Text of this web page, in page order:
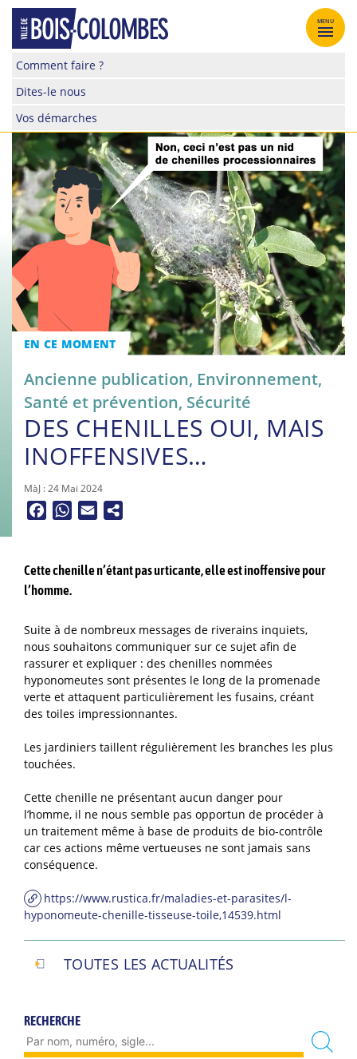
Skip
content
Site
de
la
de
Bois-
Colombes
Comment faire ?
Dites-le nous
Vos démarches
MENU
EN CE MOMENT
Ancienne publication, Environnement,
Santé et prévention, Sécurité
DES CHENILLES OUI, MAIS
INOFFENSIVES…
MàJ : 24 Mai 2024
FacebookWhatsApp
Email
Cette chenille n’étant pas urticante, elle est inoffensive pour
l’homme.
Suite à de nombreux messages de riverains inquiets,
nous souhaitons communiquer sur ce sujet afin de
rassurer et expliquer : des chenilles nommées
hyponomeutes sont présentes le long de la promenade
verte et attaquent particulièrement les fusains, créant
des toiles impressionnantes.
Les jardiniers taillent régulièrement les branches les plus
touchées.
Cette chenille ne présentant aucun danger pour
l’homme, il ne nous semble pas opportun de procéder à
un traitement même à base de produits de bio-contrôle
car ces actions même vertueuses ne sont jamais sans
conséquence.
https://www.rustica.fr/maladies-et-parasites/l-
hyponomeute-chenille-tisseuse-toile,14539.html
TOUTES LES ACTUALITÉS
RECHERCHE